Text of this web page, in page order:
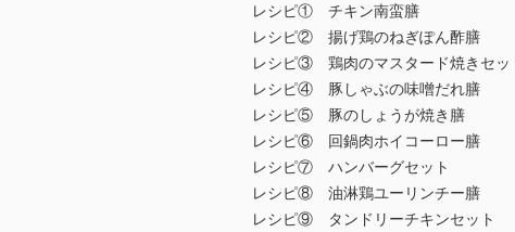
レシピ① チキン南蛮膳
レシピ② 揚げ鶏のねぎぽん酢膳
レシピ③ 鶏肉のマスタード焼きセッ
レシピ④ 豚しゃぶの味噌だれ膳
レシピ⑤ 豚のしょうが焼き膳
レシピ⑥ 回鍋肉ホイコーロー膳
レシピ⑦ ハンバーグセット
レシピ⑧ 油淋鶏ユーリンチー膳
レシピ⑨ タンドリーチキンセット